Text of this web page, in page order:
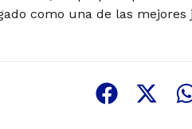
como una de las mejores